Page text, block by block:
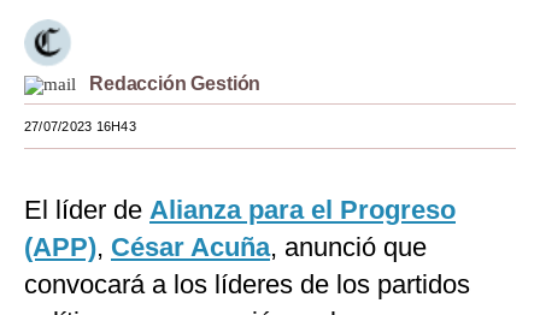
Lujo
Viajes
Moda
EEUU
Redacción Gestión
27/07/2023 16H43
El líder de Alianza para el Progreso
(APP), César Acuña, anunció que
convocará a los líderes de los partidos